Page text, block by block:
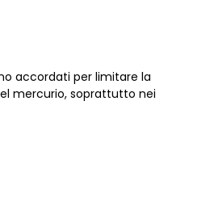
accordati per limitare la
mercurio, soprattutto nei